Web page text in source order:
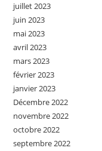
juillet 2023
juin 2023
mai 2023
avril 2023
mars 2023
février 2023
janvier 2023
Décembre 2022
novembre 2022
octobre 2022
septembre 2022